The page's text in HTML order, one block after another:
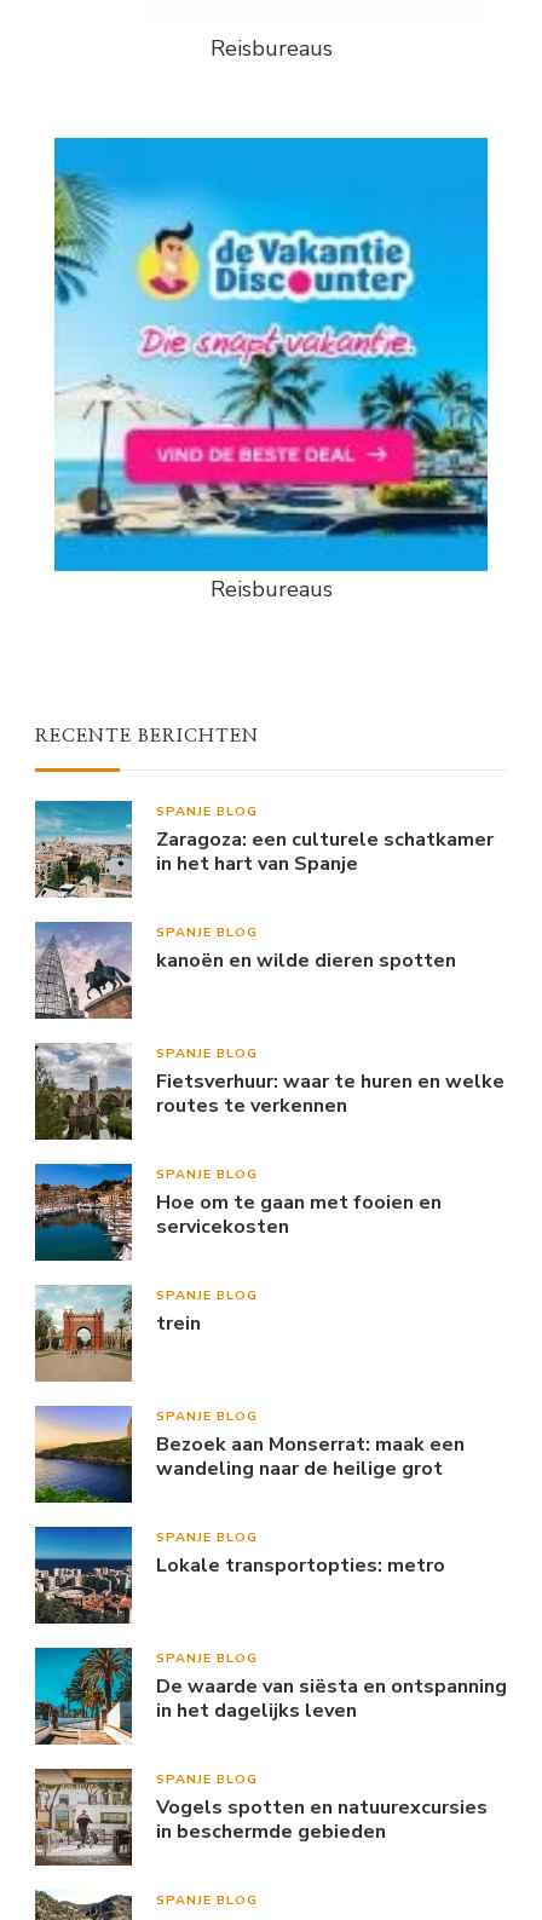
Reisbureaus
Reisbureaus
RECENTE BERICHTEN
SPANJE BLOG
Zaragoza: een culturele schatkamer
in het hart van Spanje
SPANJE BLOG
kanoën en wilde dieren spotten
SPANJE BLOG
Fietsverhuur: waar te huren en welke
routes te verkennen
SPANJE BLOG
Hoe om te gaan met fooien en
servicekosten
SPANJE BLOG
trein
SPANJE BLOG
Bezoek aan Monserrat: maak een
wandeling naar de heilige grot
SPANJE BLOG
Lokale transportopties: metro
SPANJE BLOG
De waarde van siësta en ontspanning
in het dagelijks leven
SPANJE BLOG
Vogels spotten en natuurexcursies
in beschermde gebieden
SPANJE BLOG